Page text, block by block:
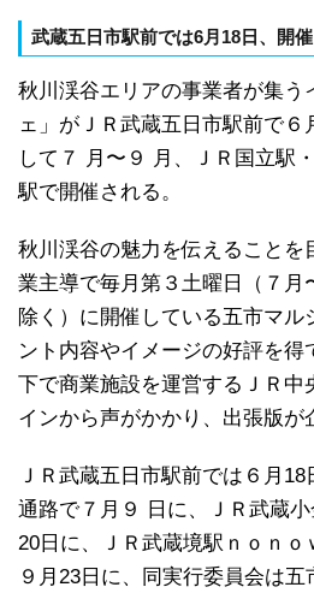
武蔵五日市駅前では6月18日、開催
秋川渓谷エリアの事業者が集う
ェ」がＪＲ武蔵五日市駅前で６
して７ 月〜９ 月、ＪＲ国立駅
駅で開催される。
秋川渓谷の魅力を伝えることを
業主導で毎月第３土曜日（７月
除く）に開催している五市マル
ント内容やイメージの好評を得
下で商業施設を運営するＪＲ中
インから声がかかり、出張版が
ＪＲ武蔵五日市駅前では６月
通路で７月９ 日に、ＪＲ武蔵
20日に、ＪＲ武蔵境駅ｎｏｎ
９月23日に、同実行委員会は